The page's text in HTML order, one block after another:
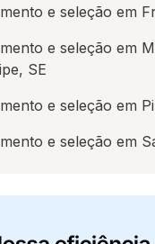
e seleção em
e seleção em
SE
e seleção em
e seleção em